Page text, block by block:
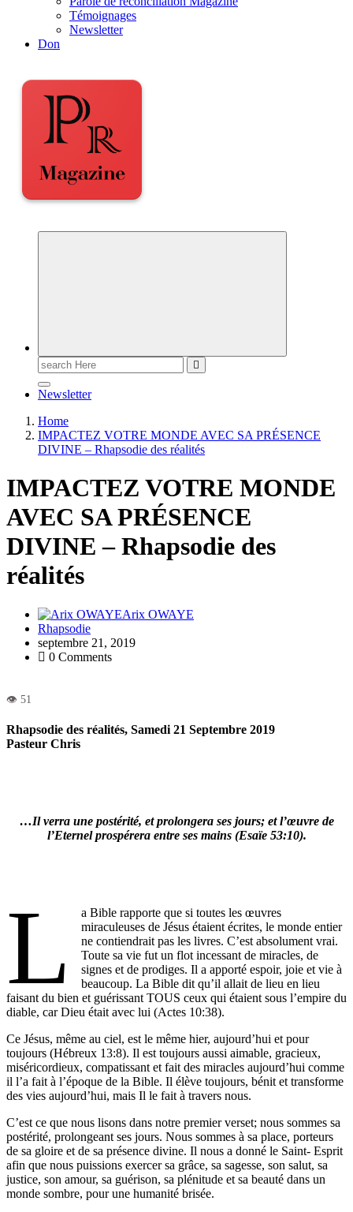
Témoignages
Newsletter
Don
Newsletter
Home
IMPACTEZ VOTRE MONDE AVEC SA PRÉSENCE
DIVINE – Rhapsodie des réalités
IMPACTEZ VOTRE MONDE
AVEC SA PRÉSENCE
DIVINE – Rhapsodie des
réalités
Arix OWAYE
Rhapsodie
septembre 21, 2019
0 Comments
Rhapsodie des réalités, Samedi 21 Septembre 2019
Pasteur Chris
…Il verra une postérité, et prolongera ses jours; et l’œuvre de
l’Eternel prospérera entre ses mains (Esaïe 53:10).
L
a Bible rapporte que si toutes les œuvres
miraculeuses de Jésus étaient écrites, le monde entier
ne contiendrait pas les livres. C’est absolument vrai.
Toute sa vie fut un flot incessant de miracles, de
signes et de prodiges. Il a apporté espoir, joie et vie à
beaucoup. La Bible dit qu’il allait de lieu en lieu
faisant du bien et guérissant TOUS ceux qui étaient sous l’empire du
diable, car Dieu était avec lui (Actes 10:38).
Ce Jésus, même au ciel, est le même hier, aujourd’hui et pour
toujours (Hébreux 13:8). Il est toujours aussi aimable, gracieux,
miséricordieux, compatissant et fait des miracles aujourd’hui comme
il l’a fait à l’époque de la Bible. Il élève toujours, bénit et transforme
des vies aujourd’hui, mais Il le fait à travers nous.
C’est ce que nous lisons dans notre premier verset; nous sommes sa
postérité, prolongeant ses jours. Nous sommes à sa place, porteurs
de sa gloire et de sa présence divine. Il nous a donné le Saint- Esprit
afin que nous puissions exercer sa grâce, sa sagesse, son salut, sa
justice, son amour, sa guérison, sa plénitude et sa beauté dans un
monde sombre, pour une humanité brisée.